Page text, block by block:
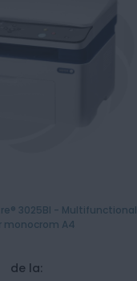
3025BI - Multifunctional
monocrom A4
de la: